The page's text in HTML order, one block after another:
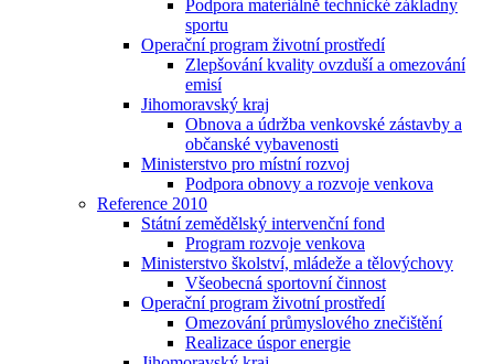
Podpora materiálně technické základny
sportu
Operační program životní prostředí
Zlepšování kvality ovzduší a omezování
emisí
Jihomoravský kraj
Obnova a údržba venkovské zástavby a
občanské vybavenosti
Ministerstvo pro místní rozvoj
Podpora obnovy a rozvoje venkova
Reference 2010
Státní zemědělský intervenční fond
Program rozvoje venkova
Ministerstvo školství, mládeže a tělovýchovy
Všeobecná sportovní činnost
Operační program životní prostředí
Omezování průmyslového znečištění
Realizace úspor energie